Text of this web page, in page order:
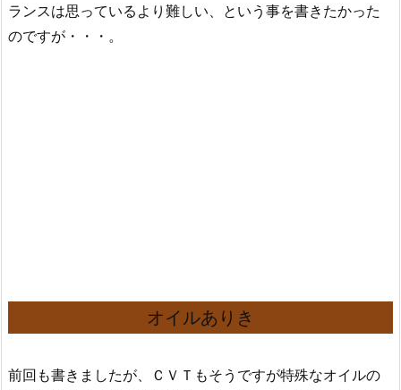
ランスは思っているより難しい、という事を書きたかった
のですが・・・。
オイルありき
前回も書きましたが、ＣＶＴもそうですが特殊なオイルの